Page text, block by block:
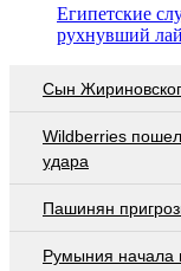
Египетские
рухнувший
Сын
Wildberries
удара
Пашинян
Румыния начала